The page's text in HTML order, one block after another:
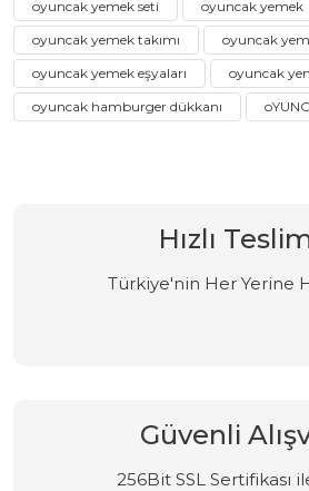
oyuncak yemek seti
oyuncak yemek
oyuncak yemek takımı
oyuncak
oyuncak yemek eşyaları
oyuncak
oyuncak hamburger dükkanı
Hızlı
Türkiye'nin Her Yerine
Güvenli
256Bit SSL Sertifikası